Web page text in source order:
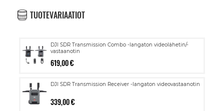
TUOTEVARIAATIOT
DJI SDR Transmission Combo -langaton videolähetin/-
vastaanotin
619,00 €
DJI SDR Transmission Receiver -langaton videovastaanotin
339,00 €